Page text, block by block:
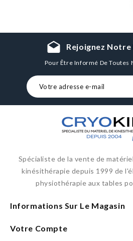
drafts Rejoignez
Pour Être Informé De Toutes
Spécialiste de la vente de
kinésithérapie depuis 1999 de
physiothérapie aux tables
Informations Sur Le Magasin
Votre Compte